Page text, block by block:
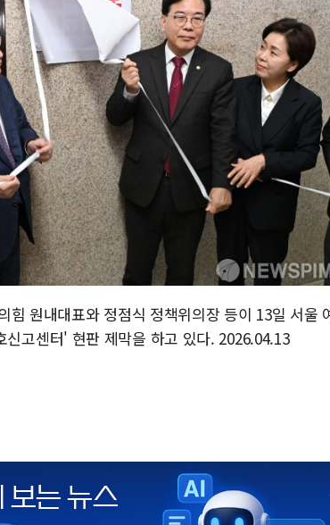
[특징주
정점식
오스템
SUV
롯데
원내대표와 정점식 정책위의장 등이 13일 서울
고센터' 현판 제막을 하고 있다. 2026.04.13